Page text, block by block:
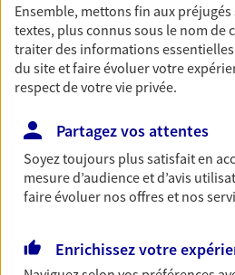
Épargne
Réalisez vos projets grâce à
immobilier, études des
du monde… Épargnez à votre
simplement, selon votre profil.
Découvrir les offres Épargne
Préparez sereinement ce
votre vie avec les conseils
Ensemble, mettons fin aux
textes, plus connus sous le nom de
traiter des informations
du site et faire évoluer votre
respect de votre vie privée.
Partagez vos attentes
Soyez toujours plus satisfait en
mesure d’audience et d’avis
faire évoluer nos offres et nos
Enrichissez votre